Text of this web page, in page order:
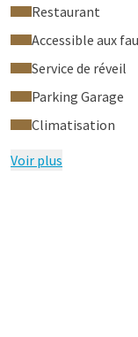
Restaurant
Accessible aux
Service de réveil
Parking Garage
Climatisation
Voir plus